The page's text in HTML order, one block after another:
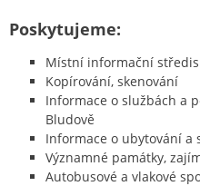
Poskytujeme:
Místní informační
Kopírování, skenování
Informace o službách a
Bludově
Informace o ubytování a
Významné památky,
Autobusové a vlakové